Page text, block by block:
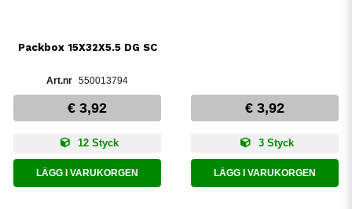
Packbox 15X32X5.5 DG SC
550013794
€ 3,92
12 Styck
LÄGG I VARUKORGEN
€ 3,92
3 Styck
LÄGG I VARUKORGEN